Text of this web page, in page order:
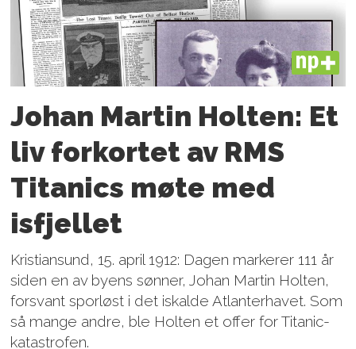
PLUS
Johan Martin Holten: Et
liv forkortet av RMS
Titanics møte med
isfjellet
Kristiansund, 15. april 1912: Dagen markerer 111 år
siden en av byens sønner, Johan Martin Holten,
forsvant sporløst i det iskalde Atlanterhavet. Som
så mange andre, ble Holten et offer for Titanic-
katastrofen.